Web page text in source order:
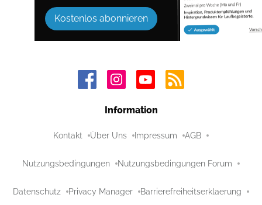
Kostenlos abonnieren
Information
Kontakt Über Uns Impressum AGB
Nutzungsbedingungen Nutzungsbedingungen Forum
Datenschutz Privacy Manager Barrierefreiheitserklaerung